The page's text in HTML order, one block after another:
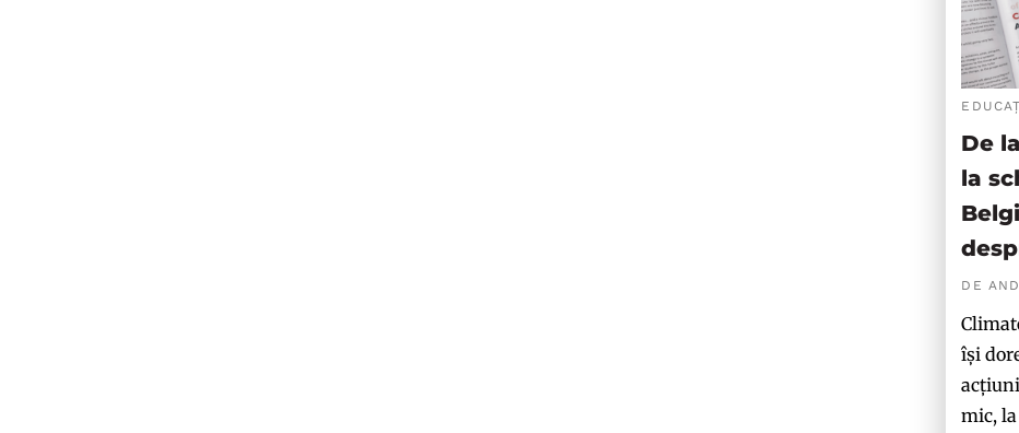
De
la
DE
își
mic,